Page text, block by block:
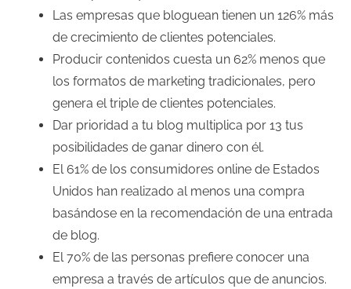
Las empresas que bloguean tienen un 126% más
de crecimiento de clientes potenciales.
Producir contenidos cuesta un 62% menos que
los formatos de marketing tradicionales, pero
genera el triple de clientes potenciales.
Dar prioridad a tu blog multiplica por 13 tus
posibilidades de ganar dinero con él.
El 61% de los consumidores online de Estados
Unidos han realizado al menos una compra
basándose en la recomendación de una entrada
de blog.
El 70% de las personas prefiere conocer una
empresa a través de artículos que de anuncios.